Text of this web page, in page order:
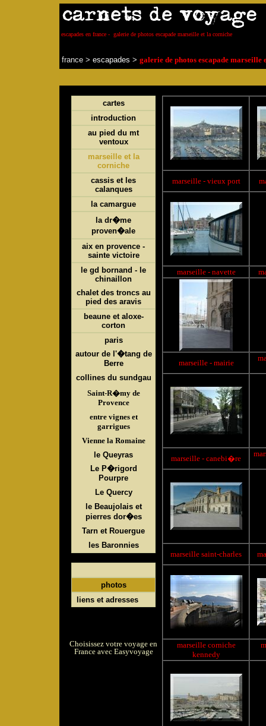
escapades en france - galerie de photos escapade marseille et la corniche
france > escapades > galerie de photos escapade marseille
cartes
introduction
au pied du mt
ventoux
marseille et la
corniche
cassis et les
calanques
la camargue
la dr�me
proven�ale
aix en provence -
sainte victoire
le gd bornand - le
chinaillon
chalet des troncs au
pied des aravis
beaune et aloxe-
corton
paris
autour de l'�tang de
Berre
collines du sundgau
Saint-R�my de
Provence
entre vignes et
garrigues
Vienne la Romaine
le Queyras
Le P�rigord
Pourpre
Le Quercy
le Beaujolais et
pierres dor�es
Tarn et Rouergue
les Baronnies
photos
liens et adresses
Choisissez votre voyage en
France avec Easyvoyage
marseille- vieux port
marseille- navette
marseille- mairie
marseille - canebi�re
marseille saint-charles
marseillecorniche
kennedy